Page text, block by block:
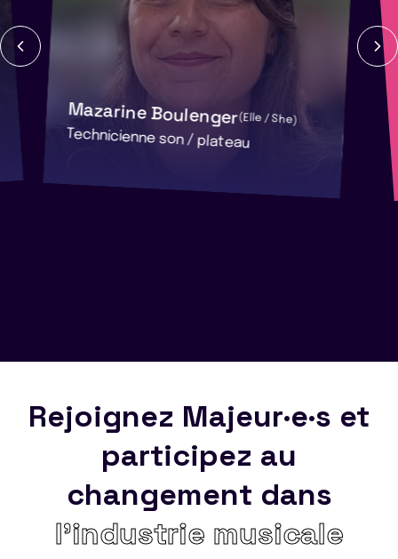
Mazarine Boulenger(Elle / She)
Technicienne son / plateau
Rejoignez Majeur·e·s et
participez au
changement dans
l’industrie musicale